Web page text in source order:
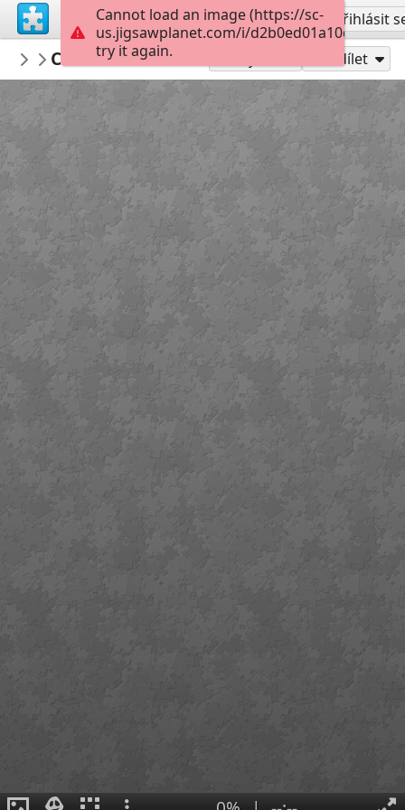
Vytvořit účet Přihlásit
MirTankov
...
Стиль «Мимолётное виденье» 50
Sdílet
Cannot load an image (https://sc-
us.jigsawplanet.com/i/
try it again.